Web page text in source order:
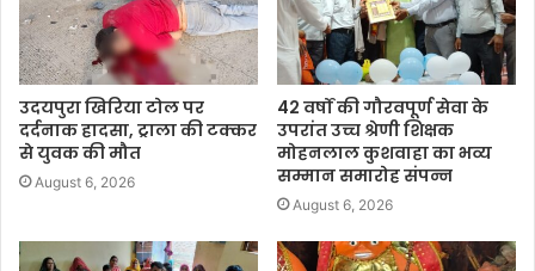
उदयपुरा खिरिया टोल पर
दर्दनाक हादसा, ट्राला की टक्कर
से युवक की मौत
August 6, 2026
42 वर्षों की गौरवपूर्ण सेवा के
उपरांत उच्च श्रेणी शिक्षक
मोहनलाल कुशवाहा का भव्य
सम्मान समारोह संपन्न
August 6, 2026